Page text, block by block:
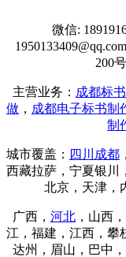
微信:
200
主营业务： 成都标
做 ， 成都电子标书制
制
城市覆盖： 四川成都
西藏拉萨，宁夏银川
北京，天津，
广西， 河北 ，山西
江，福建，江西，攀
达州，眉山，巴中